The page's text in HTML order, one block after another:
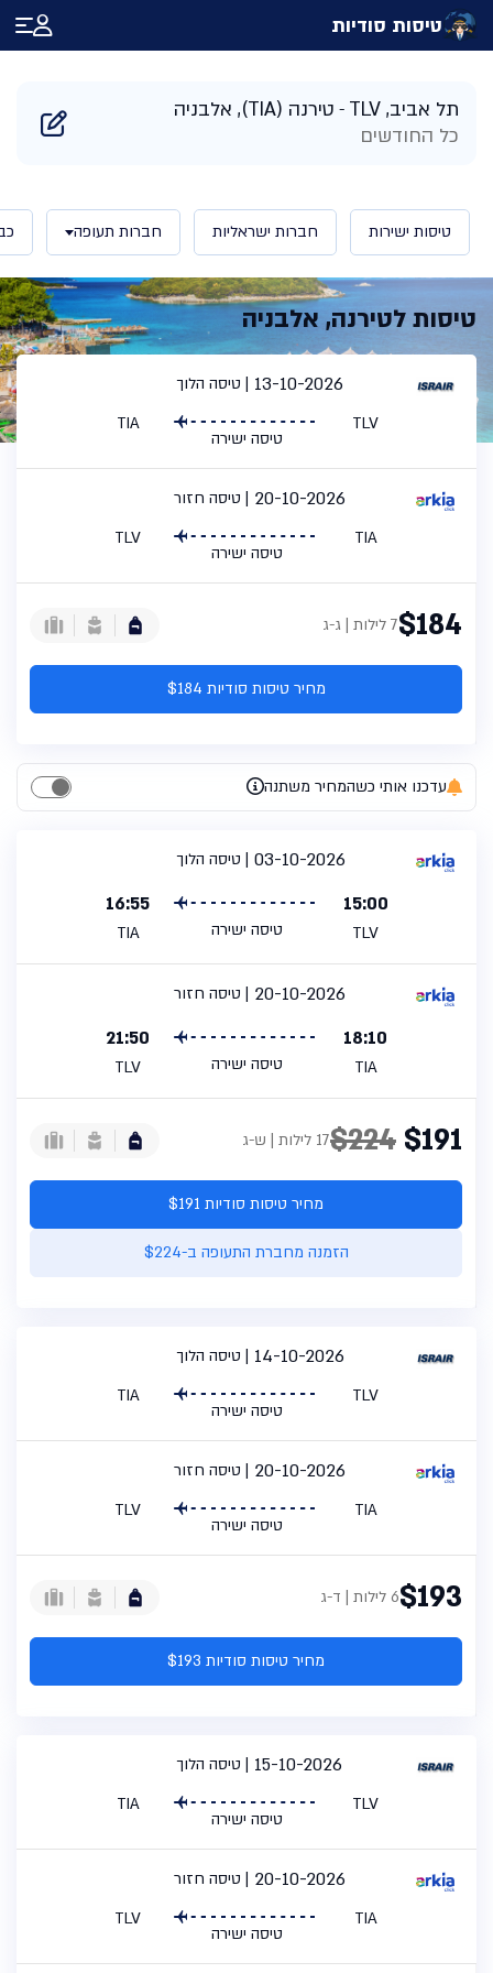
טיסות סודיות
תל אביב, TLV
טירנה (TIA), אלבניה
כל החודשים
טיסות ישירות חברות ישראליות חברות תעופה
טיסות לטירנה, אלבניה
טיסה הלוך 13-10-2026
TLV
טיסה ישירה
TIA
טיסה חזור 20-10-2026
TIA
טיסה ישירה
TLV
$1847 לילות | ג-ג
מחיר טיסות סודיות $184
עדכנו אותי כשהמחיר משתנה
טיסה הלוך
03-10-2026
15:00
TLV טיסה ישירה
16:55
TIA
טיסה חזור
20-10-2026
18:10
TIA טיסה ישירה
21:50
TLV
$191
$22417 לילות | ש-ג
מחיר טיסות סודיות $191
הזמנה מחברת התעופה ב-$224
טיסה הלוך 14-10-2026
TLV
טיסה ישירה
TIA
טיסה חזור 20-10-2026
TIA
טיסה ישירה
TLV
$1936 לילות | ד-ג
מחיר טיסות סודיות $193
טיסה הלוך 15-10-2026
TLV
טיסה ישירה
TIA
טיסה חזור 20-10-2026
TIA
טיסה ישירה
TLV